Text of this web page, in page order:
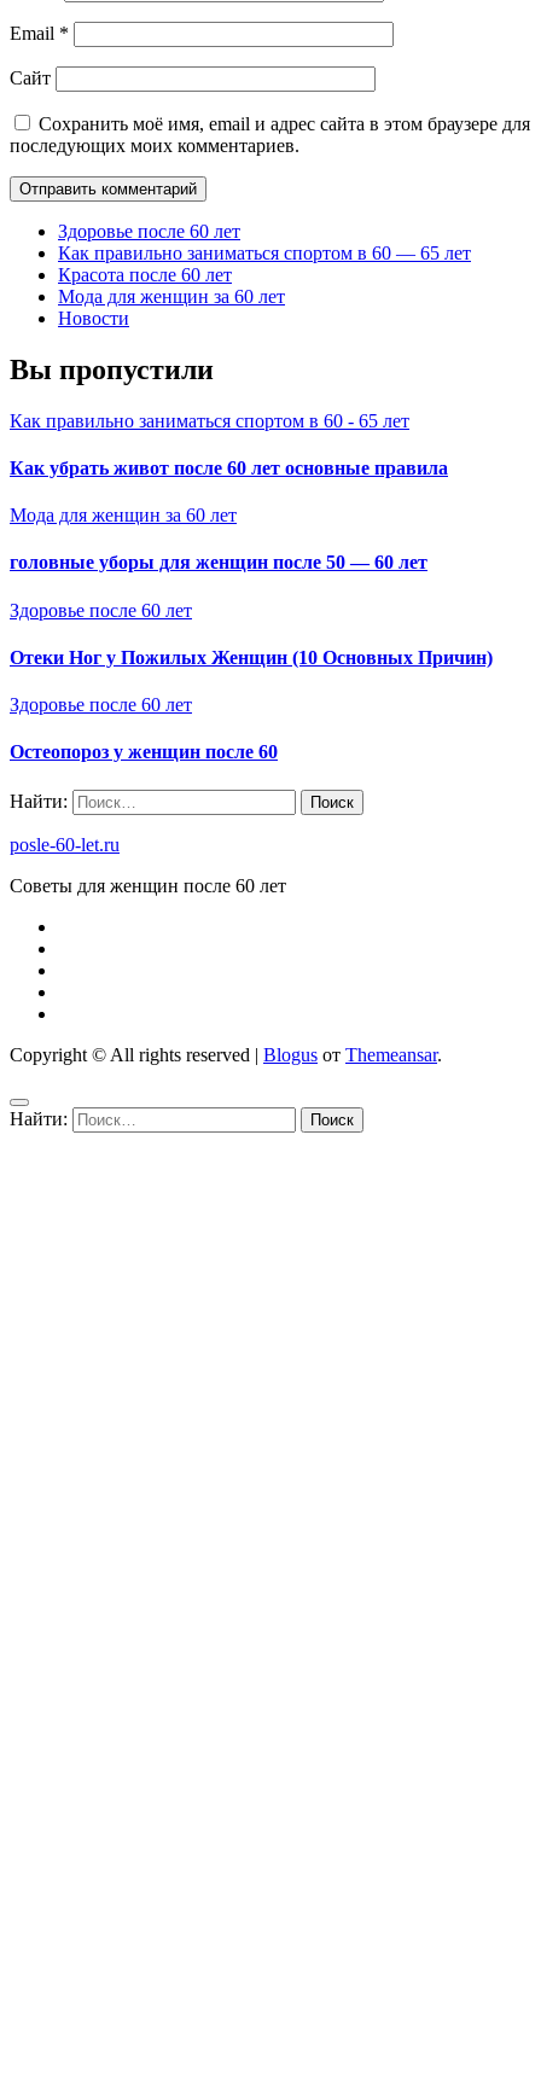
Email *
Сайт
Сохранить моё имя, email и адрес сайта в этом браузере для
последующих моих комментариев.
Здоровье после 60 лет
Как правильно заниматься спортом в 60 — 65 лет
Красота после 60 лет
Мода для женщин за 60 лет
Новости
Вы пропустили
Как правильно заниматься спортом в 60 - 65 лет
Как убрать живот после 60 лет основные правила
Мода для женщин за 60 лет
головные уборы для женщин после 50 — 60 лет
Здоровье после 60 лет
Отеки Ног у Пожилых Женщин (10 Основных Причин)
Здоровье после 60 лет
Остеопороз у женщин после 60
Найти:
posle-60-let.ru
Советы для женщин после 60 лет
Copyright © All rights reserved | Blogus от Themeansar.
Найти: